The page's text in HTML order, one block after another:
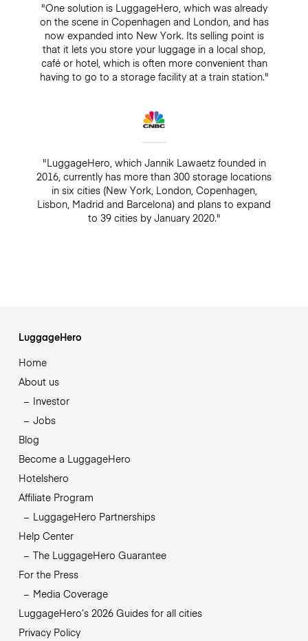
"One solution is LuggageHero, which was already
on the scene in Copenhagen and London, and has
now expanded into New York. Its selling point is
that it lets you store your luggage in a local shop,
café or hotel, which is often more convenient than
having to go to a storage facility at a train station."
"LuggageHero, which Jannik Lawaetz founded in
2016, currently has more than 300 storage locations
in six cities (New York, London, Copenhagen,
Lisbon, Madrid and Barcelona) and plans to expand
to 39 cities by January 2020."
LuggageHero
Home
About us
Investor
Jobs
Blog
Become a LuggageHero
Hotelshero
Affiliate Program
LuggageHero Partnerships
Help Center
The LuggageHero Guarantee
For the Press
Media Coverage
LuggageHero’s 2026 Guides for all cities
Privacy Policy